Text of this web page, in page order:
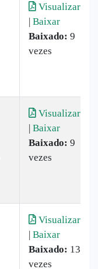
Visualizar
| Baixar
Baixado: 9
vezes
Visualizar
| Baixar
Baixado: 9
vezes
Visualizar
| Baixar
Baixado: 13
vezes